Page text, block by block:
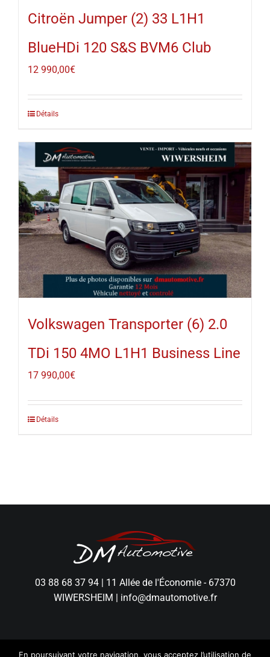
Citroën Jumper (2) 33 L1H1
BlueHDi 120 S&S BVM6 Club
12 990,00€
Détails
Volkswagen Transporter (6) 2.0
TDi 150 4MO L1H1 Business Line
17 990,00€
Détails
03 88 68 37 94| 11 Allée de l'Économie - 67370
WIWERSHEIM | info@dmautomotive.fr
En poursuivant votre navigation, vous acceptez l’utilisation de